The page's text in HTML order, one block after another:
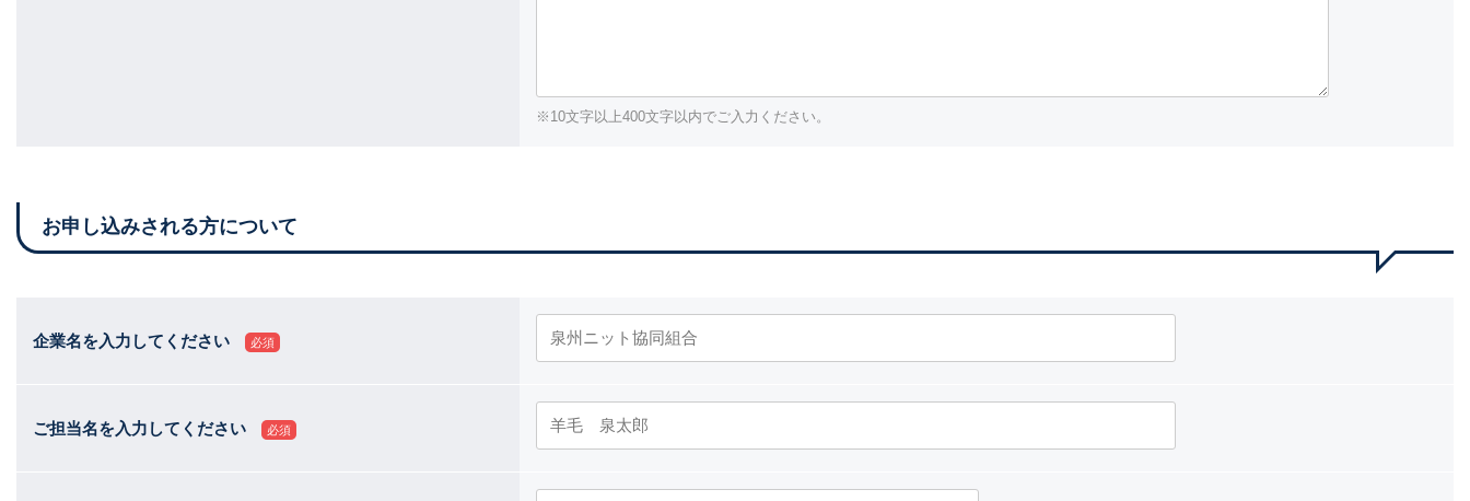
※10文字以上400文字以内でご入力ください。
お申し込みされる方について
企業名を入力してください 必須
ご担当名を入力してください 必須